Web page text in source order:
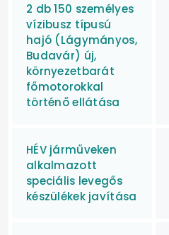
2 db 150 személyes
vízibusz típusú
hajó (Lágymányos,
Budavár) új,
környezetbarát
főmotorokkal
történő ellátása
HÉV járműveken
alkalmazott
speciális levegős
készülékek javítása